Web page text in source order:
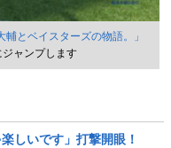
とベイスターズの物語。」
ャンプします
しいです」打撃開眼！